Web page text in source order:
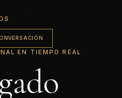
EN TIEMPO REAL